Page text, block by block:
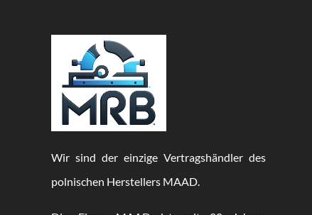
Wir sind der einzige Vertragshändler des
polnischen Herstellers MAAD.